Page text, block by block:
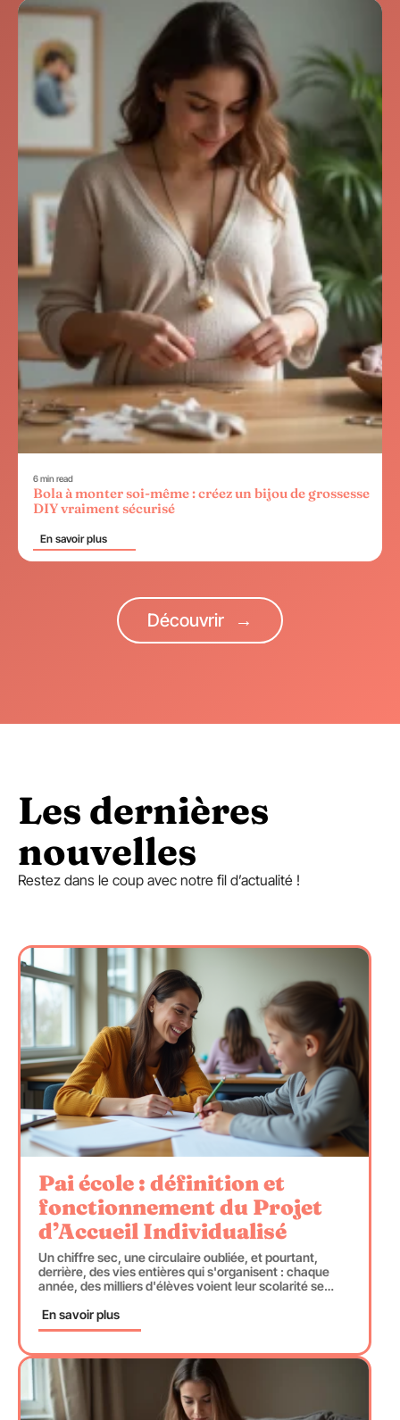
6 min read
Bola à monter soi-même : créez un bijou de grossesse
DIY vraiment sécurisé
En savoir plus
Découvrir
Les dernières
nouvelles​
Restez dans le coup avec notre fil d’actualité !
Pai école : définition et
fonctionnement du Projet
d’Accueil Individualisé
Un chiffre sec, une circulaire oubliée, et pourtant,
derrière, des vies entières qui s'organisent : chaque
année, des milliers d'élèves voient leur scolarité se…
En savoir plus